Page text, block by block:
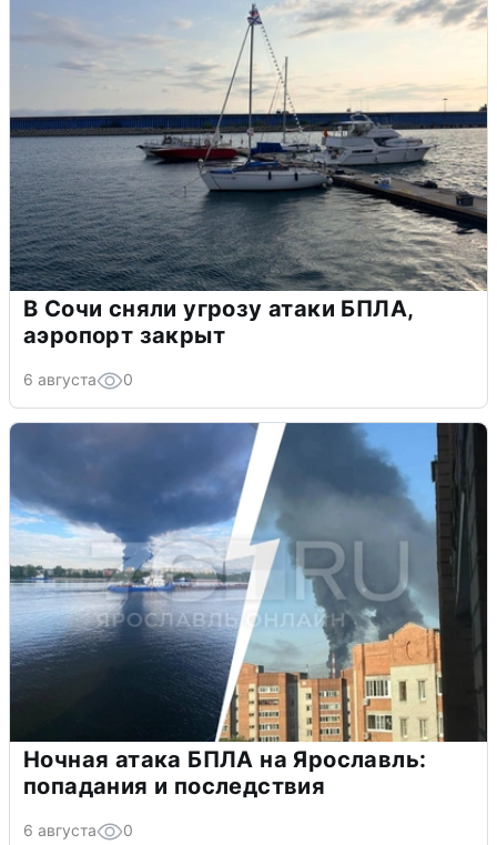
В Сочи сняли угрозу атаки БПЛА,
аэропорт закрыт
6 августа 0
Ночная атака БПЛА на Ярославль:
попадания и последствия
6 августа 0